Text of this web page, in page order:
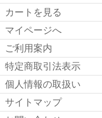
カートを見る
マイページへ
ご利用案内
特定商取引法表示
個人情報の取扱い
サイトマップ